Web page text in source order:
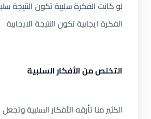
لو كانت الفكرة سلبية تكون النتيجة
الفكرة ايجابية تكون النتيجة الايجابية
التخلص من الأفكار السلبية
الكثير منا تأرقه الأفكار السلبية